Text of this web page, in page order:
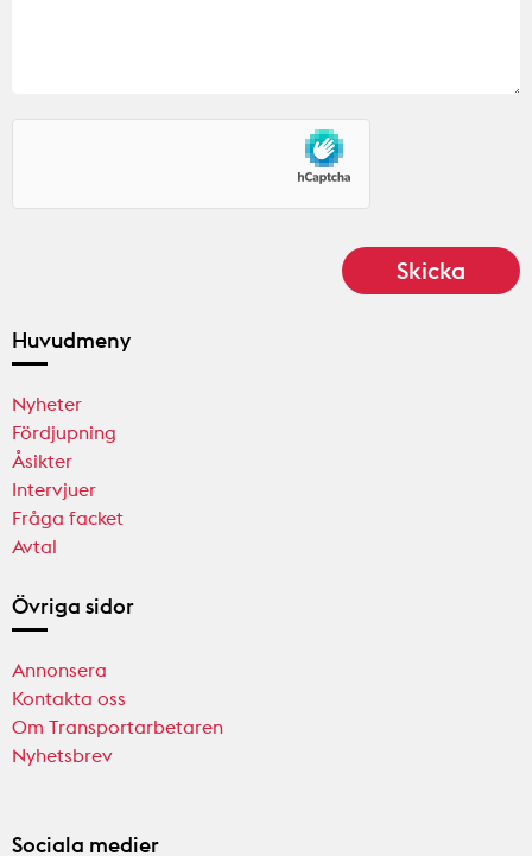
Huvudmeny
Nyheter
Fördjupning
Åsikter
Intervjuer
Fråga facket
Avtal
Övriga sidor
Annonsera
Kontakta oss
Om Transportarbetaren
Nyhetsbrev
Sociala medier